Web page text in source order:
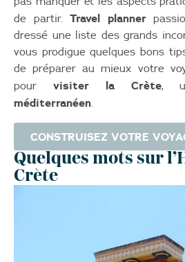
de partir.Travel planner
dressé une liste des grands
vous prodigue quelques bons
de préparer au mieux votre
pour visiter la Crète,
méditerranéen
CONSTRUISEZ VOTRE
Quelques mots sur
Crète